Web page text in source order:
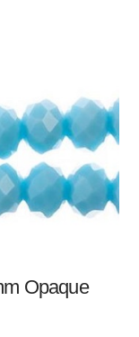
Opaque